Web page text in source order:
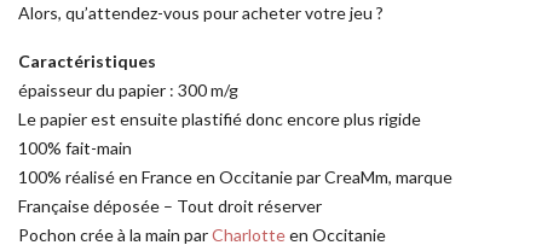
Alors, qu’attendez-vous pour acheter votre jeu ?
Caractéristiques
épaisseur du papier : 300 m/g
Le papier est ensuite plastifié donc encore plus rigide
100% fait-main
100% réalisé en France en Occitanie par CreaMm, marque
Française déposée – Tout droit réserver
Pochon crée à la main parCharlotteen Occitanie